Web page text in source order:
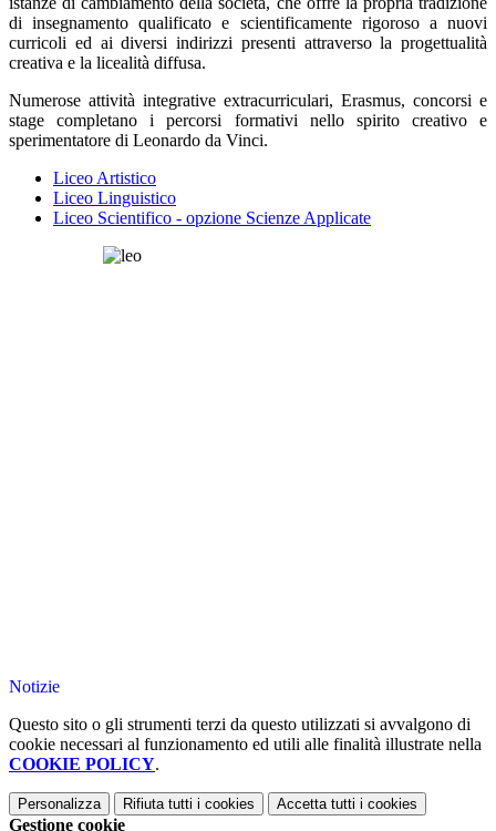
di insegnamento qualificato e scientificamente rigoroso a nuovi
curricoli ed ai diversi indirizzi presenti attraverso la progettualità
creativa e la licealità diffusa.
Numerose attività integrative extracurriculari, Erasmus, concorsi e
stage completano i percorsi formativi nello spirito creativo e
sperimentatore di Leonardo da Vinci.
Liceo Artistico
Liceo Linguistico
Liceo Scientifico - opzione Scienze Applicate
Notizie
Questo sito o gli strumenti terzi da questo utilizzati si avvalgono di
cookie necessari al funzionamento ed utili alle finalità illustrate nella
COOKIE POLICY.
Personalizza Rifiuta tutti i cookies Accetta tutti i cookies
Gestione cookie